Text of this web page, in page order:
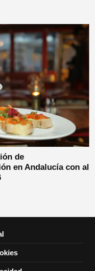
de
en Andalucía con al